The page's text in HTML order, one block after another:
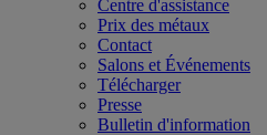
Centre d'assistance
Prix des métaux
Contact
Salons et Événements
Télécharger
Presse
Bulletin d'information